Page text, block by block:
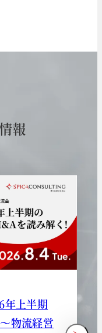
報
年上半期
物流経営